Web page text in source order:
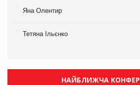
Яна Олентир
Тетяна Ільєнко
НАЙБЛИЖЧА